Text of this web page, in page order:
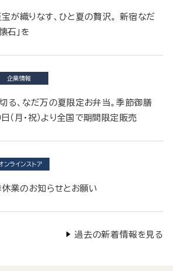
が織りなす、ひと夏の贅沢。 新宿なだ
石」を
企業情報
る、なだ万の夏限定お弁当。季節御膳
（月・祝）より全国で期間限定販売
ンラインストア
休業のお知らせとお願い
過去の新着情報を見る